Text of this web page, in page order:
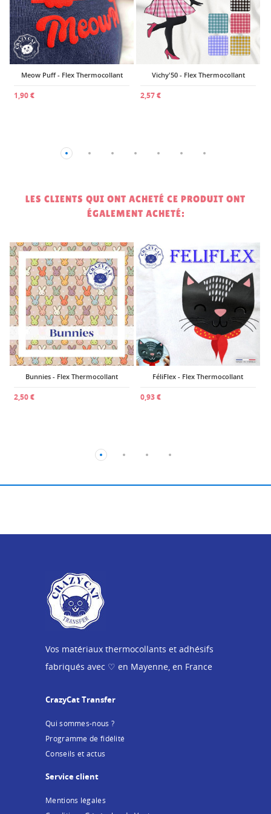
Meow Puff - Flex Thermocollant
1,90 €
Vichy'50 - Flex Thermocollant
2,57 €
LES CLIENTS QUI ONT ACHETÉ CE PRODUIT ONT
ÉGALEMENT ACHETÉ:
Bunnies - Flex Thermocollant
2,50 €
FéliFlex - Flex Thermocollant
0,93 €
Vos matériaux thermocollants et adhésifs
fabriqués avec ♡ en Mayenne, en France
CrazyCat Transfer
Qui sommes-nous ?
Programme de fidélité
Conseils et actus
Service client
Mentions légales